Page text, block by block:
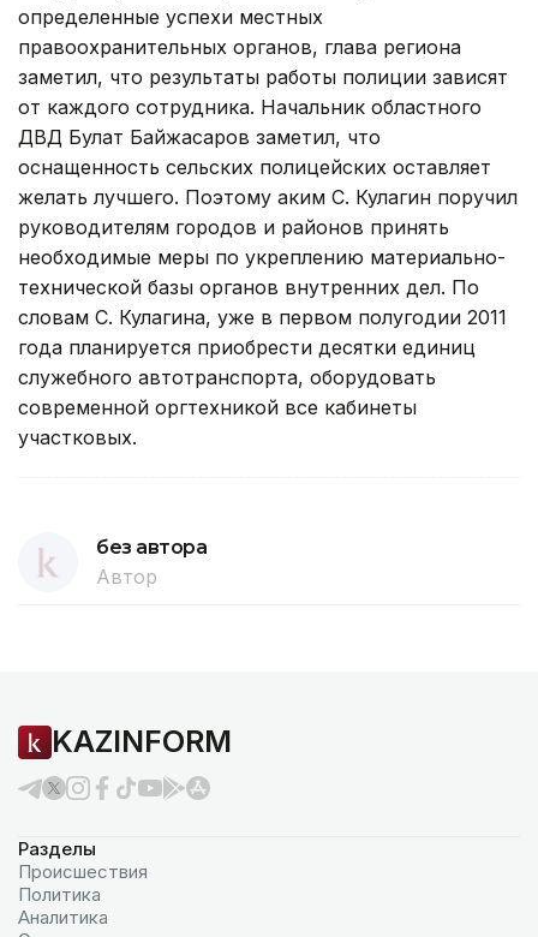
определенные успехи местных
правоохранительных органов, глава региона
заметил, что результаты работы полиции зависят
от каждого сотрудника. Начальник областного
ДВД Булат Байжасаров заметил, что
оснащенность сельских полицейских оставляет
желать лучшего. Поэтому аким С. Кулагин поручил
руководителям городов и районов принять
необходимые меры по укреплению материально-
технической базы органов внутренних дел. По
словам С. Кулагина, уже в первом полугодии 2011
года планируется приобрести десятки единиц
служебного автотранспорта, оборудовать
современной оргтехникой все кабинеты
участковых.
без автора
Автор
KAZINFORM
Разделы
Происшествия
Политика
Аналитика